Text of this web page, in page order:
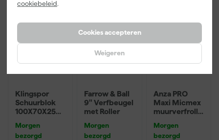
cookiebeleid.
Cookies accepteren
Weigeren
Klingspor
Schuurblok
100X70X25m
P220
Morgen
bezorgd
Farrow & Ball
9" Verfbeugel
met Roller
Morgen
bezorgd
Anza PRO
Maxi Micmex
muurverfrolle
Morgen
bezorgd